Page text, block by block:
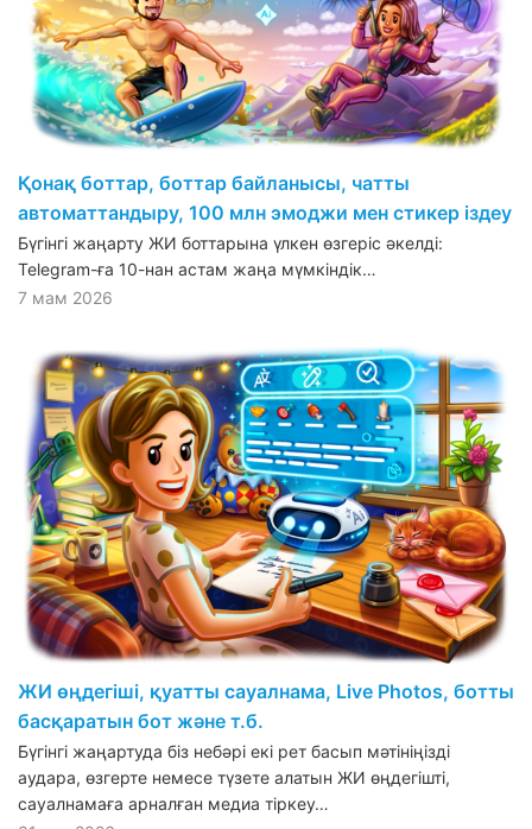
Қонақ боттар, боттар байланысы, чатты
автоматтандыру, 100 млн эмоджи мен стикер іздеу
Бүгінгі жаңарту ЖИ боттарына үлкен өзгеріс әкелді:
Telegram-ға 10-нан астам жаңа мүмкіндік…
7 мам 2026
ЖИ өңдегіші, қуатты сауалнама, Live Photos, ботты
басқаратын бот және т.б.
Бүгінгі жаңартуда біз небәрі екі рет басып мәтініңізді
аудара, өзгерте немесе түзете алатын ЖИ өңдегішті,
сауалнамаға арналған медиа тіркеу…